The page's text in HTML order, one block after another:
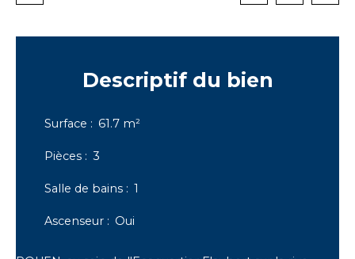
Descriptifdu bien
Surface : 61.7 m²
Pièces : 3
Salle de bains : 1
Ascenseur : Oui